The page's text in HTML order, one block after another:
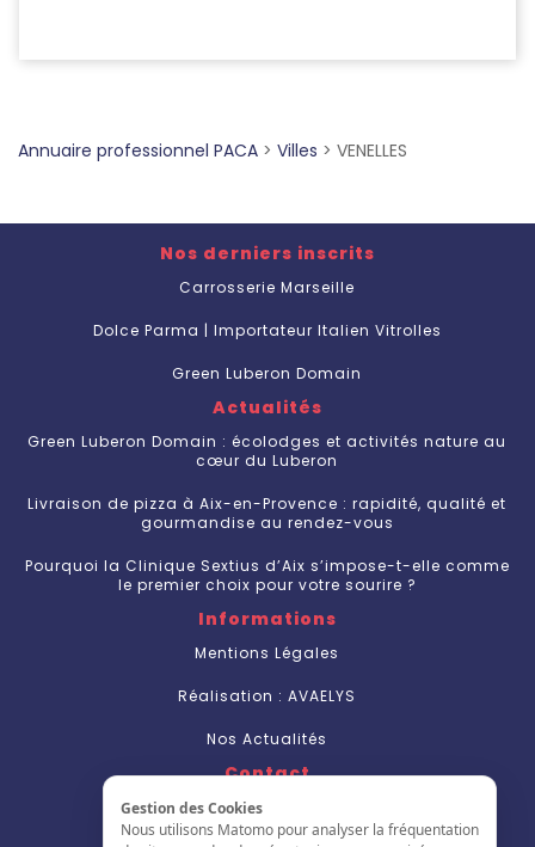
Gestion des Cookies
Nous utilisons Matomo pour analyser la fréquentation
Annuaire professionnel PACA > Villes > VENELLES
Nos derniers inscrits
Carrosserie Marseille
Dolce Parma | Importateur Italien Vitrolles
Green Luberon Domain
Actualités
Green Luberon Domain : écolodges et activités nature au
cœur du Luberon
Livraison de pizza à Aix-en-Provence : rapidité, qualité et
gourmandise au rendez-vous
Pourquoi la Clinique Sextius d’Aix s’impose-t-elle comme
le premier choix pour votre sourire ?
Informations
Mentions Légales
Réalisation : AVAELYS
Nos Actualités
Contact
Nous Contacter